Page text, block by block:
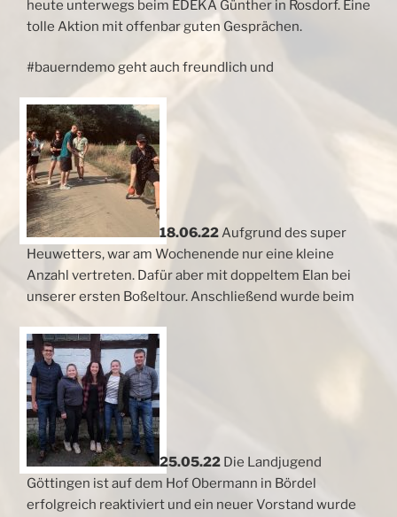
heute unterwegs beim EDEKA Günther in Rosdorf. Eine
tolle Aktion mit offenbar guten Gesprächen.
#bauerndemo geht auch freundlich und
18.06.22Aufgrund des super
Heuwetters, war am Wochenende nur eine kleine
Anzahl vertreten. Dafür aber mit doppeltem Elan bei
unserer ersten Boßeltour. Anschließend wurde beim
25.05.22 Die Landjugend
Göttingen ist auf dem Hof Obermann in Bördel
erfolgreich reaktiviert und ein neuer Vorstand wurde